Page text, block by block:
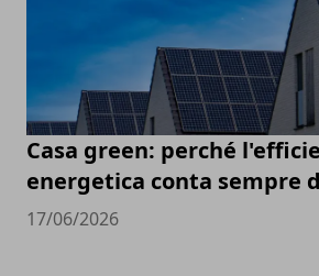
Casa green: perché
energetica conta sempre
17/06/2026